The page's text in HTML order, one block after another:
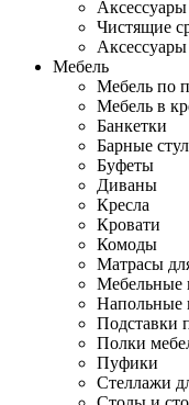
Аксессуары
Чистящие
Мебель
Мебель по
Мебель в
Банкетки
Барные
Буфеты
Диваны
Кресла
Кровати
Комоды
Матрасы
Мебельные
Напольные
Подставки
Полки
Пуфики
Стеллажи